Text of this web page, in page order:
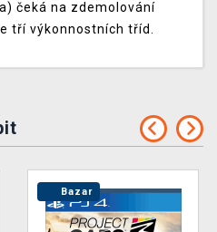
čeká na zdemolování
tří výkonnostních tříd.
Bazar